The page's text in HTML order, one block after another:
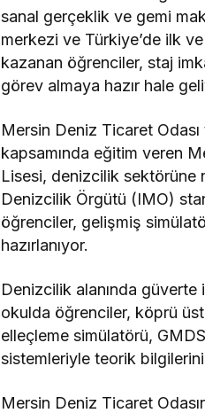
sanal gerçeklik ve gemi
merkezi ve Türkiye’de ilk
kazanan öğrenciler, staj
görev almaya hazır hale
Mersin Deniz Ticaret
kapsamında eğitim veren
Lisesi, denizcilik sektörüne
Denizcilik Örgütü (IMO)
öğrenciler, gelişmiş
hazırlanıyor.
Denizcilik alanında
okulda öğrenciler, köprü
elleçleme simülatörü,
sistemleriyle teorik
Mersin Deniz Ticaret